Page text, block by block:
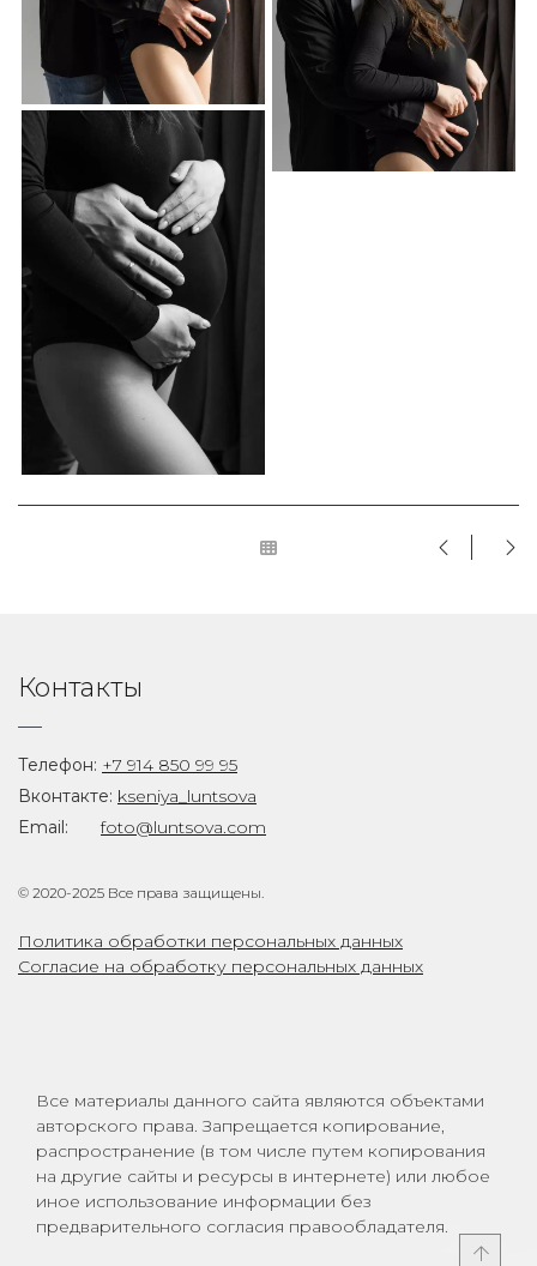
Контакты
Телефон: +7 914 850 99 95
Вконтакте: kseniya_luntsova
Email:
foto@luntsova.com
© 2020-2025 Все права защищены.
Политика обработки персональных данных
Согласие на обработку персональных данных
Все материалы данного сайта являются объектами
авторского права. Запрещается копирование,
распространение (в том числе путем копирования
на другие сайты и ресурсы в интернете) или любое
иное использование информации без
предварительного согласия правообладателя.